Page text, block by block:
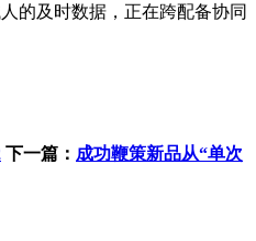
的及时数据，正在跨配备协同
下一篇： 成功鞭策新品从“单次